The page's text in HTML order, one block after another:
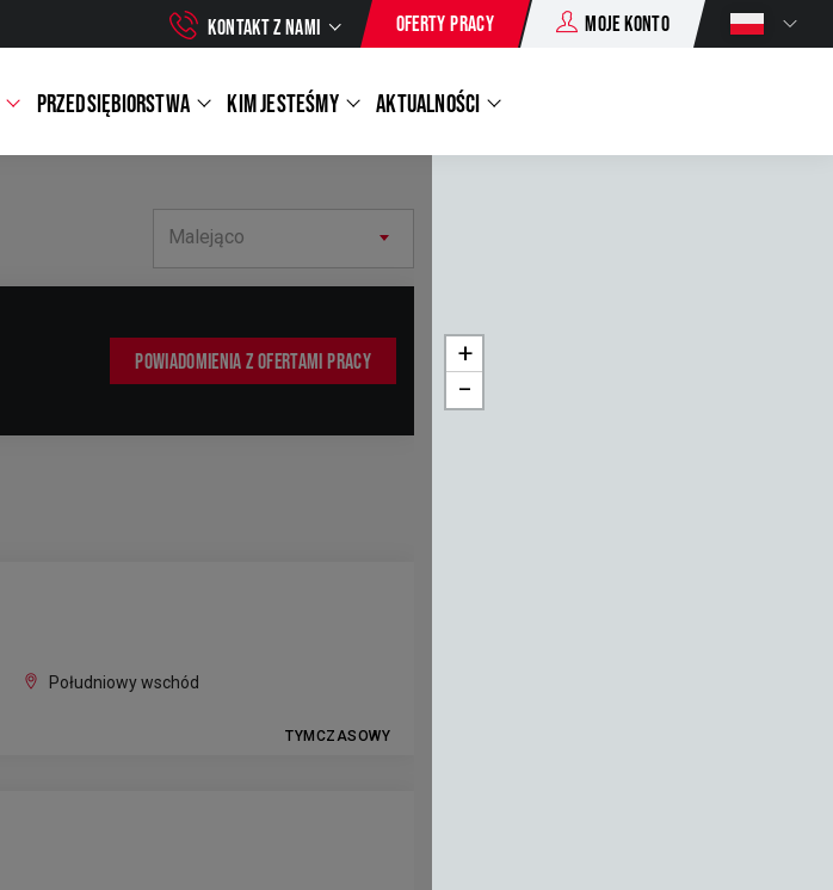
KONTAKT Z NAMI OFERTY PRACY MOJE KONTO
PRZEDSIĘBIORSTWA KIM JESTEŚMY AKTUALNOŚCI
Malejąco
POWIADOMIENIA Z OFERTAMI PRACY
Południowy wschód
TYMCZASOWY
+
−